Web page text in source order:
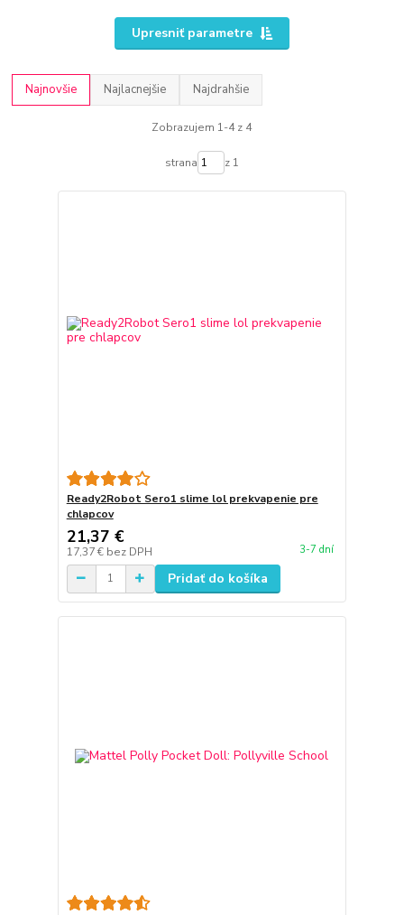
Upresniť parametre
Najnovšie Najlacnejšie Najdrahšie
Zobrazujem 1-4 z 4
strana z 1
Ready2Robot Sero1 slime lol prekvapenie pre
chlapcov
21,37 €
17,37 € bez DPH 3-7 dní
Pridať do košíka